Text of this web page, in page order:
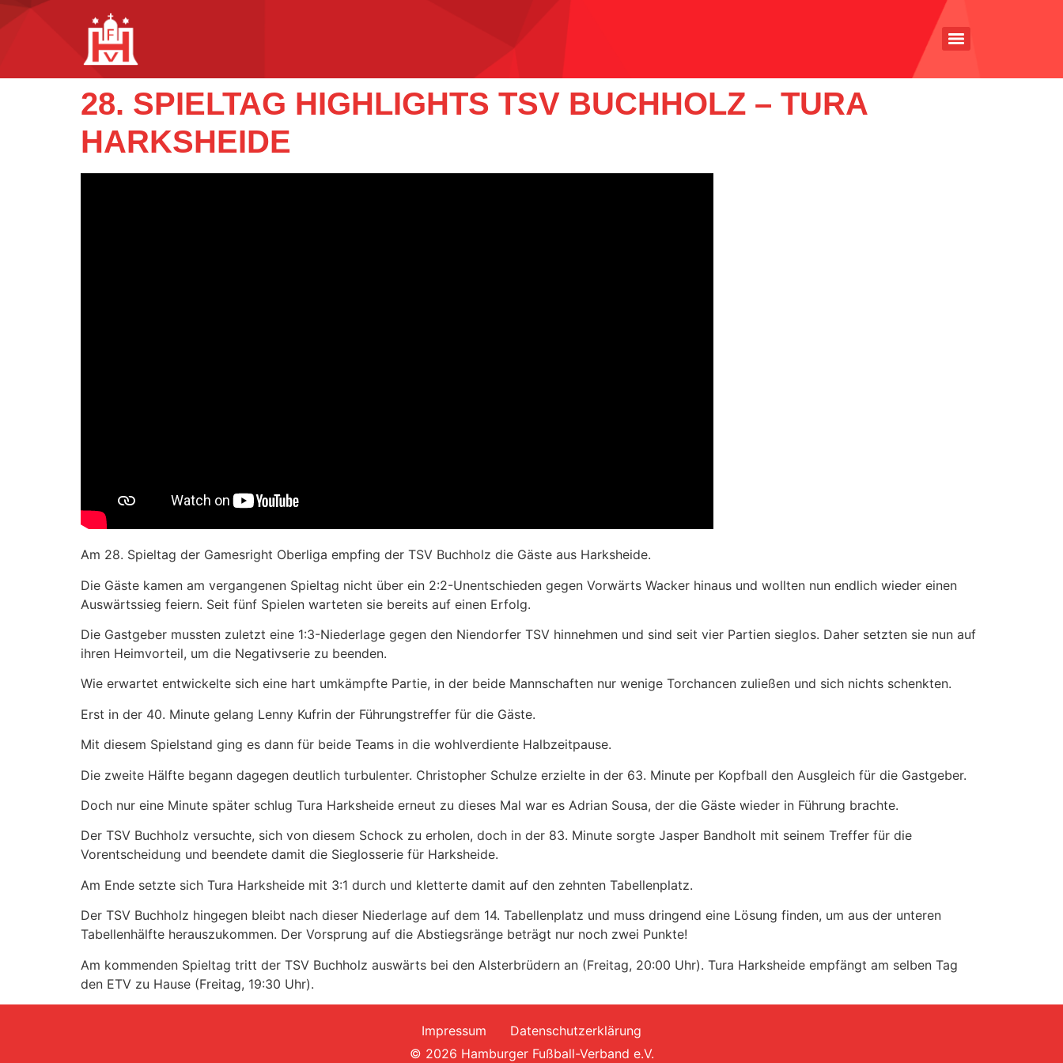
28. SPIELTAG HIGHLIGHTS TSV BUCHHOLZ – TURA
HARKSHEIDE
Am 28. Spieltag der Gamesright Oberliga empfing der TSV Buchholz die Gäste aus Harksheide.
Die Gäste kamen am vergangenen Spieltag nicht über ein 2:2-Unentschieden gegen Vorwärts Wacker hinaus und wollten nun endlich wieder einen
Auswärtssieg feiern. Seit fünf Spielen warteten sie bereits auf einen Erfolg.
Die Gastgeber mussten zuletzt eine 1:3-Niederlage gegen den Niendorfer TSV hinnehmen und sind seit vier Partien sieglos. Daher setzten sie nun auf
ihren Heimvorteil, um die Negativserie zu beenden.
Wie erwartet entwickelte sich eine hart umkämpfte Partie, in der beide Mannschaften nur wenige Torchancen zuließen und sich nichts schenkten.
Erst in der 40. Minute gelang Lenny Kufrin der Führungstreffer für die Gäste.
Mit diesem Spielstand ging es dann für beide Teams in die wohlverdiente Halbzeitpause.
Die zweite Hälfte begann dagegen deutlich turbulenter. Christopher Schulze erzielte in der 63. Minute per Kopfball den Ausgleich für die Gastgeber.
Doch nur eine Minute später schlug Tura Harksheide erneut zu dieses Mal war es Adrian Sousa, der die Gäste wieder in Führung brachte.
Der TSV Buchholz versuchte, sich von diesem Schock zu erholen, doch in der 83. Minute sorgte Jasper Bandholt mit seinem Treffer für die
Vorentscheidung und beendete damit die Sieglosserie für Harksheide.
Am Ende setzte sich Tura Harksheide mit 3:1 durch und kletterte damit auf den zehnten Tabellenplatz.
Der TSV Buchholz hingegen bleibt nach dieser Niederlage auf dem 14. Tabellenplatz und muss dringend eine Lösung finden, um aus der unteren
Tabellenhälfte herauszukommen. Der Vorsprung auf die Abstiegsränge beträgt nur noch zwei Punkte!
Am kommenden Spieltag tritt der TSV Buchholz auswärts bei den Alsterbrüdern an (Freitag, 20:00 Uhr). Tura Harksheide empfängt am selben Tag
den ETV zu Hause (Freitag, 19:30 Uhr).
Impressum
Datenschutzerklärung
© 2026 Hamburger Fußball-Verband e.V.